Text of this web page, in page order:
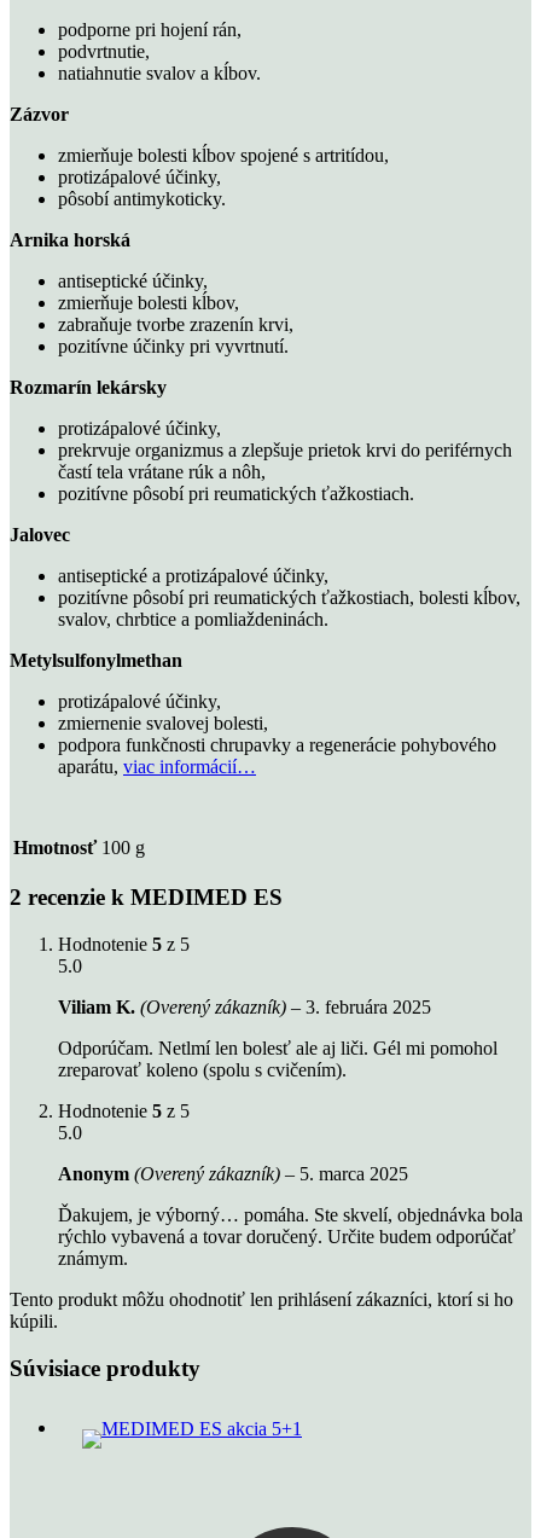
podporne pri hojení rán,
podvrtnutie,
natiahnutie svalov a kĺbov.
Zázvor
zmierňuje bolesti kĺbov spojené s artritídou,
protizápalové účinky,
pôsobí antimykoticky.
Arnika horská
antiseptické účinky,
zmierňuje bolesti kĺbov,
zabraňuje tvorbe zrazenín krvi,
pozitívne účinky pri vyvrtnutí.
Rozmarín lekársky
protizápalové účinky,
prekrvuje organizmus a zlepšuje prietok krvi do periférnych
častí tela vrátane rúk a nôh,
pozitívne pôsobí pri reumatických ťažkostiach.
Jalovec
antiseptické a protizápalové účinky,
pozitívne pôsobí pri reumatických ťažkostiach, bolesti kĺbov,
svalov, chrbtice a pomliaždeninách.
Metylsulfonylmethan
protizápalové účinky,
zmiernenie svalovej bolesti,
podpora funkčnosti chrupavky a regenerácie pohybového
aparátu, viac informácií…
Hmotnosť 100 g
2 recenzie k MEDIMED ES
Hodnotenie 5 z 5
5.0
Viliam K. (Overený zákazník) – 3. februára 2025
Odporúčam. Netlmí len bolesť ale aj liči. Gél mi pomohol
zreparovať koleno (spolu s cvičením).
Hodnotenie 5 z 5
5.0
Anonym (Overený zákazník) – 5. marca 2025
Ďakujem, je výborný… pomáha. Ste skvelí, objednávka bola
rýchlo vybavená a tovar doručený. Určite budem odporúčať
známym.
Tento produkt môžu ohodnotiť len prihlásení zákazníci, ktorí si ho
kúpili.
Súvisiace produkty